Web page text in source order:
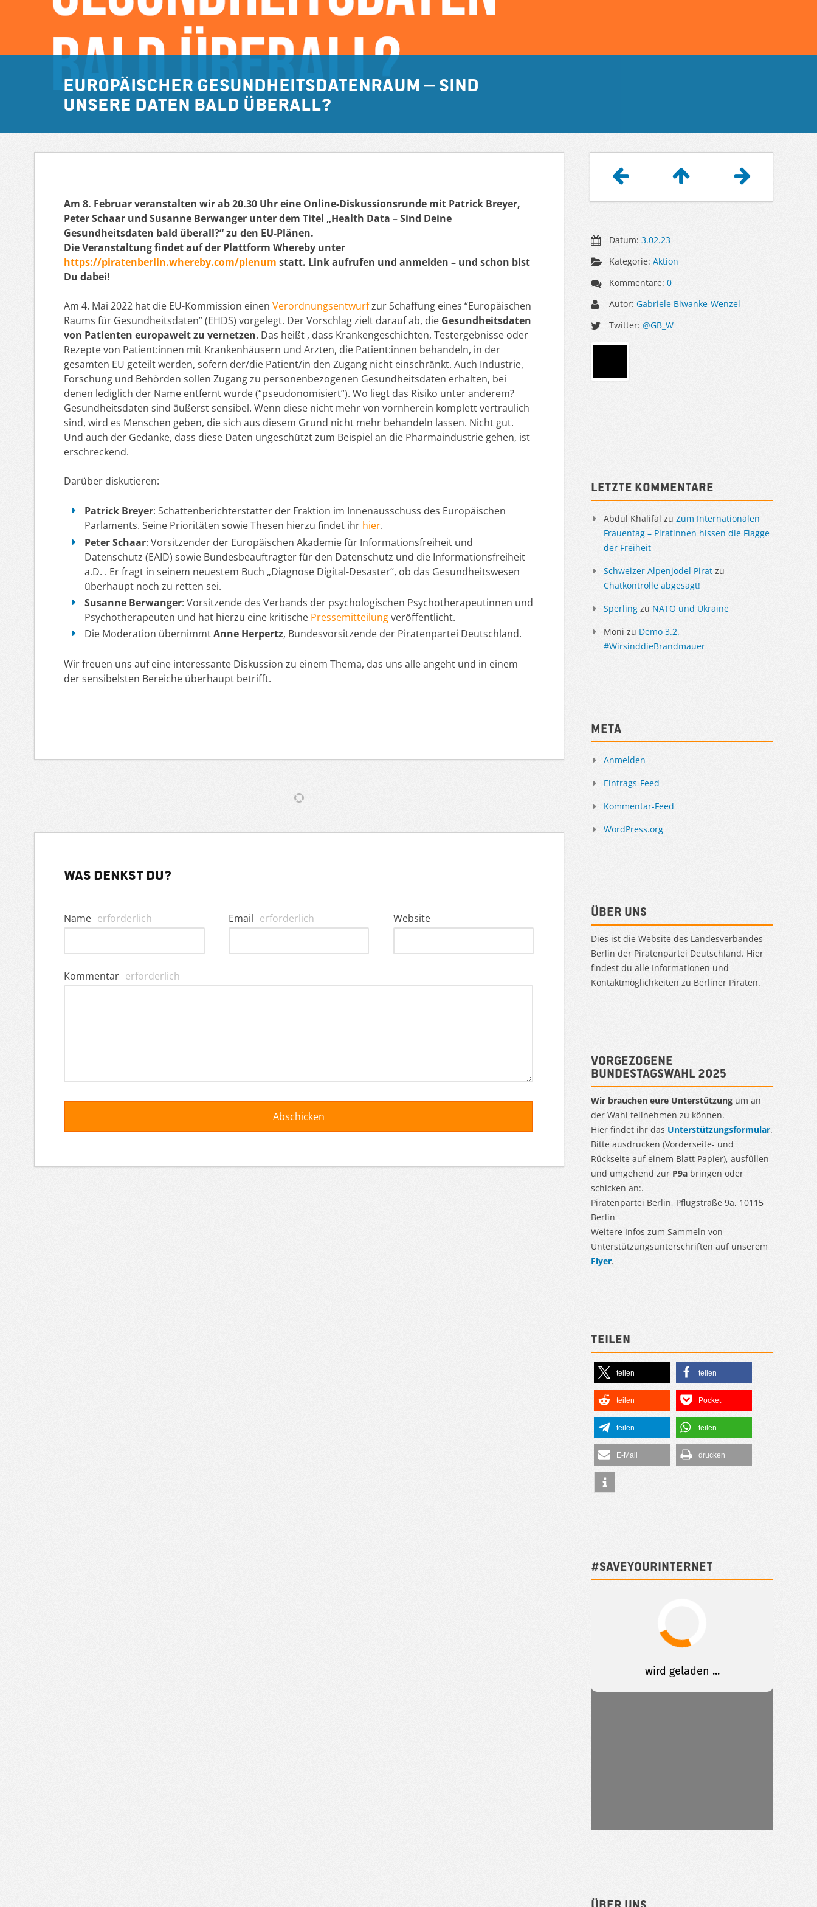
Europäischer Gesundheitsdatenraum – Sind
unsere Daten bald überall?
Am 8. Februar veranstalten wir ab 20.30 Uhr eine Online-Diskussionsrunde mit Patrick Breyer,
Peter Schaar und Susanne Berwanger unter dem Titel „Health Data – Sind Deine
Gesundheitsdaten bald überall?“ zu den EU-Plänen.
Die Veranstaltung findet auf der Plattform Whereby unter
https://piratenberlin.whereby.com/plenum statt. Link aufrufen und anmelden – und schon bist
Du dabei!
Am 4. Mai 2022 hat die EU-Kommission einen Verordnungsentwurfzur Schaffung eines “Europäischen
Raums für Gesundheitsdaten” (EHDS) vorgelegt. Der Vorschlag zielt darauf ab, die Gesundheitsdaten
von Patienten europaweit zu vernetzen. Das heißt , dass Krankengeschichten, Testergebnisse oder
Rezepte von Patient:innen mit Krankenhäusern und Ärzten, die Patient:innen behandeln, in der
gesamten EU geteilt werden, sofern der/die Patient/in den Zugang nicht einschränkt. Auch Industrie,
Forschung und Behörden sollen Zugang zu personenbezogenen Gesundheitsdaten erhalten, bei
denen lediglich der Name entfernt wurde (“pseudonomisiert”). Wo liegt das Risiko unter anderem?
Gesundheitsdaten sind äußerst sensibel. Wenn diese nicht mehr von vornherein komplett vertraulich
sind, wird es Menschen geben, die sich aus diesem Grund nicht mehr behandeln lassen. Nicht gut.
Und auch der Gedanke, dass diese Daten ungeschützt zum Beispiel an die Pharmaindustrie gehen, ist
erschreckend.
Darüber diskutieren:
Patrick Breyer: Schattenberichterstatter der Fraktion im Innenausschuss des Europäischen
Parlaments. Seine Prioritäten sowie Thesen hierzu findet ihr hier.
Peter Schaar: Vorsitzender der Europäischen Akademie für Informationsfreiheit und
Datenschutz (EAID) sowie Bundesbeauftragter für den Datenschutz und die Informationsfreiheit
a.D. . Er fragt in seinem neuestem Buch „Diagnose Digital-Desaster“, ob das Gesundheitswesen
überhaupt noch zu retten sei.
Susanne Berwanger: Vorsitzende des Verbands der psychologischen Psychotherapeutinnen und
Psychotherapeuten und hat hierzu eine kritische Pressemitteilungveröffentlicht.
Die Moderation übernimmtAnne Herpertz, Bundesvorsitzende der Piratenpartei Deutschland.
Wir freuen uns auf eine interessante Diskussion zu einem Thema, das uns alle angeht und in einem
der sensibelsten Bereiche überhaupt betrifft.
Was denkst du?
Name erforderlich Email erforderlich Website
Kommentar erforderlich
Datum:3.02.23
Kategorie:Aktion
Kommentare:0
Autor:Gabriele Biwanke-Wenzel
Twitter:@GB_W
Letzte Kommentare
Abdul Khalifal zu Zum Internationalen
Frauentag – Piratinnen hissen die Flagge
der Freiheit
Schweizer Alpenjodel Pirat zu
Chatkontrolle abgesagt!
Sperling zu NATO und Ukraine
Moni zu Demo 3.2.
#WirsinddieBrandmauer
Meta
Anmelden
Eintrags-Feed
Kommentar-Feed
WordPress.org
Über uns
Dies ist die Website des Landesverbandes
Berlin der Piratenpartei Deutschland. Hier
findest du alle Informationen und
Kontaktmöglichkeiten zu Berliner Piraten.
Vorgezogene
Bundestagswahl 2025
Wir brauchen eure Unterstützung um an
der Wahl teilnehmen zu können.
Hier findet ihr das Unterstützungsformular.
Bitte ausdrucken (Vorderseite- und
Rückseite auf einem Blatt Papier), ausfüllen
und umgehend zur P9a bringen oder
schicken an:.
Piratenpartei Berlin, Pflugstraße 9a, 10115
Berlin
Weitere Infos zum Sammeln von
Unterstützungsunterschriften auf unserem
Flyer.
Teilen
teilen teilen
teilen Pocket
teilen teilen
E-Mail drucken
#SAVEYOURINTERNET
Über uns